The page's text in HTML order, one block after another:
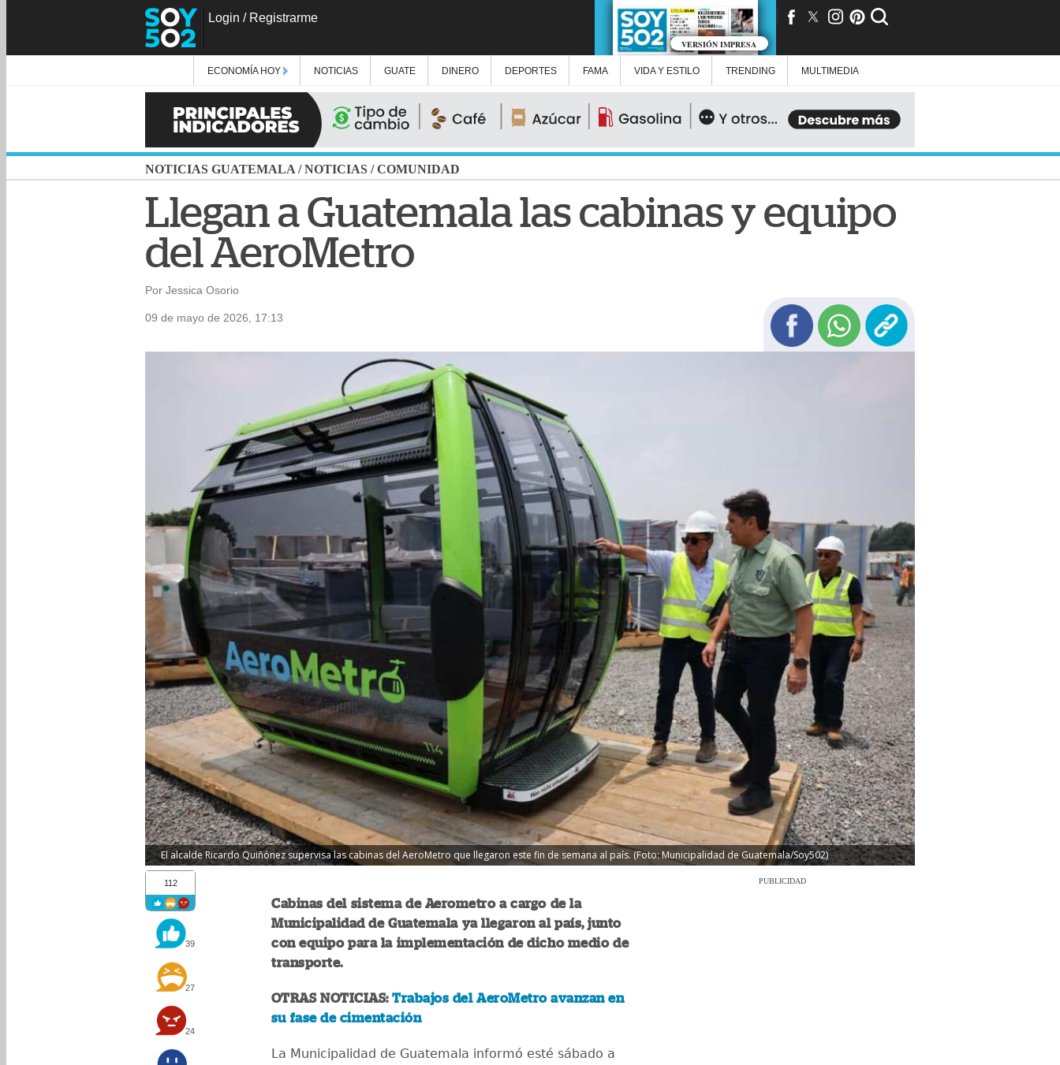
Login / Registrarme
VERSIÓN IMPRESA
ECONOMÍA HOY NOTICIAS GUATE DINERO DEPORTES FAMA VIDA Y ESTILO TRENDING MULTIMEDIA
NOTICIAS GUATEMALA /NOTICIAS /COMUNIDAD
Llegan a Guatemala las cabinas y equipo
del AeroMetro
Por Jessica Osorio
09 de mayo de 2026, 17:13
El alcalde Ricardo Quiñónez supervisa las cabinas del AeroMetro que llegaron este fin de semana al país. (Foto: Municipalidad de Guatemala/Soy502)
112
39
27
24
Cabinas del sistema de Aerometro a cargo de la
Municipalidad de Guatemala ya llegaron al país, junto
con equipo para la implementación de dicho medio de
transporte.
OTRAS NOTICIAS:Trabajos del AeroMetro avanzan en
su fase de cimentación
La Municipalidad de Guatemala informó esté sábado a
PUBLICIDAD